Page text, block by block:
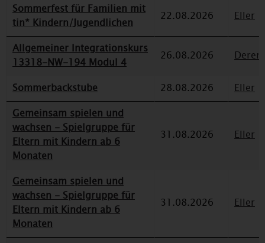
Sommerfest für Familien mit
tin* Kindern/Jugendlichen
22.08.2026 Eller
Allgemeiner Integrationskurs
13318-NW-194 Modul 4
26.08.2026
Sommerbackstube 28.08.2026
Eller
Gemeinsam spielen und
wachsen - Spielgruppe für
Eltern mit Kindern ab 6
Monaten
31.08.2026 Eller
Gemeinsam spielen und
wachsen - Spielgruppe für
Eltern mit Kindern ab 6
Monaten
31.08.2026 Eller